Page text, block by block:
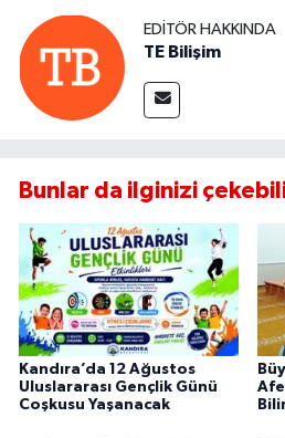
EDITÖR HAKKINDA
TE Bilişim
Bunlar da ilginizi
Kandıra’da 12 Ağustos
Uluslararası Gençlik Günü
Coşkusu Yaşanacak